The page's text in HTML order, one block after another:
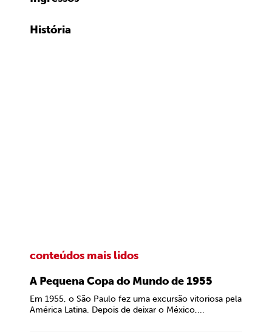
História
conteúdos mais lidos
A Pequena Copa do Mundo de 1955
Em 1955, o São Paulo fez uma excursão vitoriosa pela
América Latina. Depois de deixar o México,...